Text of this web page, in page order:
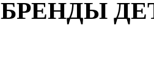
БРЕНДЫ